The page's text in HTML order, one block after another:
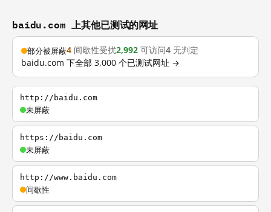
baidu.com 上其他已测试的网址
部分被屏蔽4 间歇性受扰2,992 可访问4 无判定
baidu.com 下全部 3,000 个已测试网址 →
http://baidu.com
未屏蔽
https://baidu.com
未屏蔽
http://www.baidu.com
间歇性